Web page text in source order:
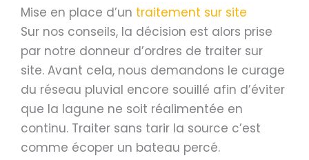
Mise en place d’un traitement sur site
Sur nos conseils, la décision est alors prise
par notre donneur d’ordres de traiter sur
site. Avant cela, nous demandons le curage
du réseau pluvial encore souillé afin d’éviter
que la lagune ne soit réalimentée en
continu. Traiter sans tarir la source c’est
comme écoper un bateau percé.